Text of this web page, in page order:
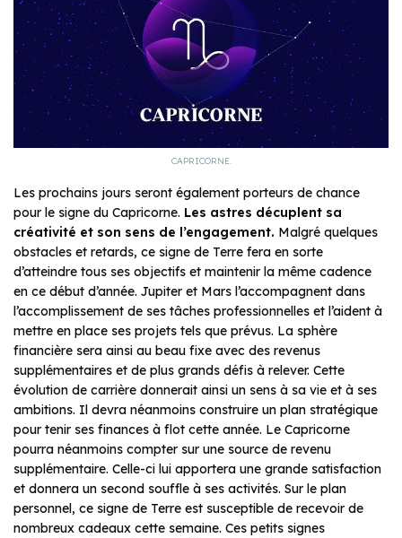
CAPRICORNE.
Les prochains jours seront également porteurs de chance
pour le signe du Capricorne. Les astres décuplent sa
créativité et son sens de l’engagement. Malgré quelques
obstacles et retards, ce signe de Terre fera en sorte
d’atteindre tous ses objectifs et maintenir la même cadence
en ce début d’année. Jupiter et Mars l’accompagnent dans
l’accomplissement de ses tâches professionnelles et l’aident à
mettre en place ses projets tels que prévus. La sphère
financière sera ainsi au beau fixe avec des revenus
supplémentaires et de plus grands défis à relever. Cette
évolution de carrière donnerait ainsi un sens à sa vie et à ses
ambitions. Il devra néanmoins construire un plan stratégique
pour tenir ses finances à flot cette année. Le Capricorne
pourra néanmoins compter sur une source de revenu
supplémentaire. Celle-ci lui apportera une grande satisfaction
et donnera un second souffle à ses activités. Sur le plan
personnel, ce signe de Terre est susceptible de recevoir de
nombreux cadeaux cette semaine. Ces petits signes